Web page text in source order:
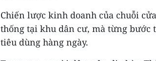
Chiến lược kinh doanh của chuỗi
thống tại khu dân cư, mà từng
tiêu dùng hàng ngày.